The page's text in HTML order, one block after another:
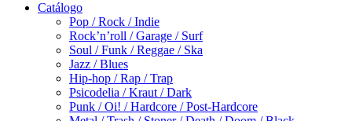
Catálogo
Pop / Rock / Indie
Rock’n’roll / Garage / Surf
Soul / Funk / Reggae / Ska
Jazz / Blues
Hip-hop / Rap / Trap
Psicodelia / Kraut / Dark
Punk / Oi! / Hardcore / Post-Hardcore